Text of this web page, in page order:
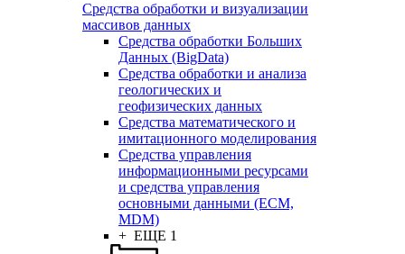
Средства обработки и визуализации
массивов данных
Средства обработки Больших
Данных (BigData)
Средства обработки и анализа
геологических и
геофизических данных
Средства математического и
имитационного моделирования
Средства управления
информационными ресурсами
и средства управления
основными данными (ECM,
MDM)
+ ЕЩЕ 1